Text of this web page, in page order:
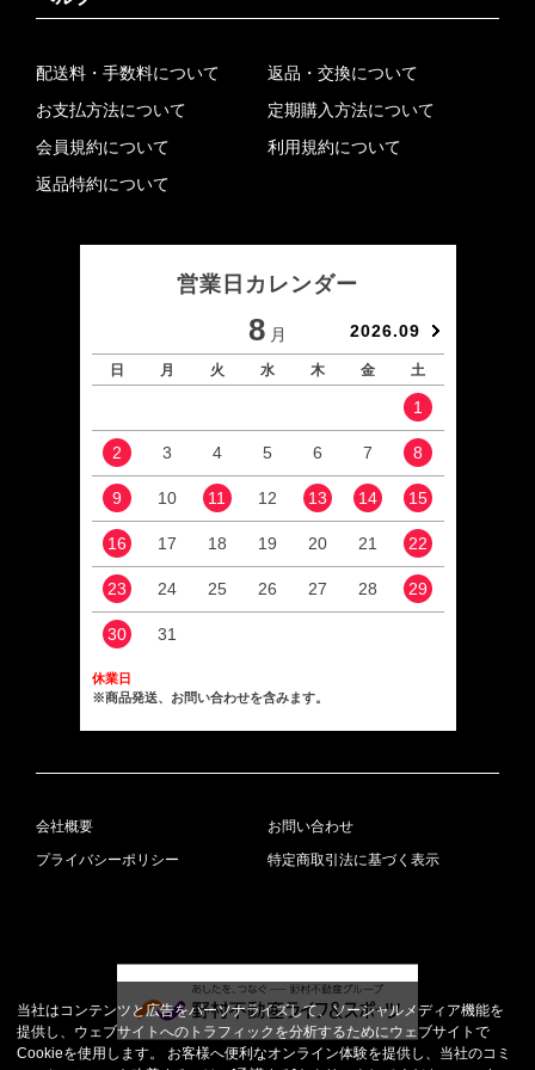
配送料・手数料について
お支払方法について
会員規約について
返品特約について
返品・交換について
定期購入方法について
利用規約について
営業日カレンダー
8 月 2026.09
日 月 火 水 木 金 土
1
2 3 4 5 6 7 8
9 10 11 12 13 14 15
16 17 18 19 20 21 22
23 24 25 26 27 28 29
30 31
休業日
※商品発送、お問い合わせを含みます。
会社概要
お問い合わせ
プライバシーポリシー
特定商取引法に基づく表示
当社はコンテンツと広告をパーソナライズして、ソーシャルメディア機能を
提供し、ウェブサイトへのトラフィックを分析するためにウェブサイトで
Cookieを使用します。 お客様へ便利なオンライン体験を提供し、当社のコミ